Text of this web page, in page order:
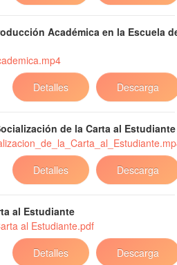
Académica en la Escuela
Descarga
Detalles
de la Carta al Estudiante
Descarga
Detalles
al Estudiante
al Estudiante.pdf
Descarga
Detalles